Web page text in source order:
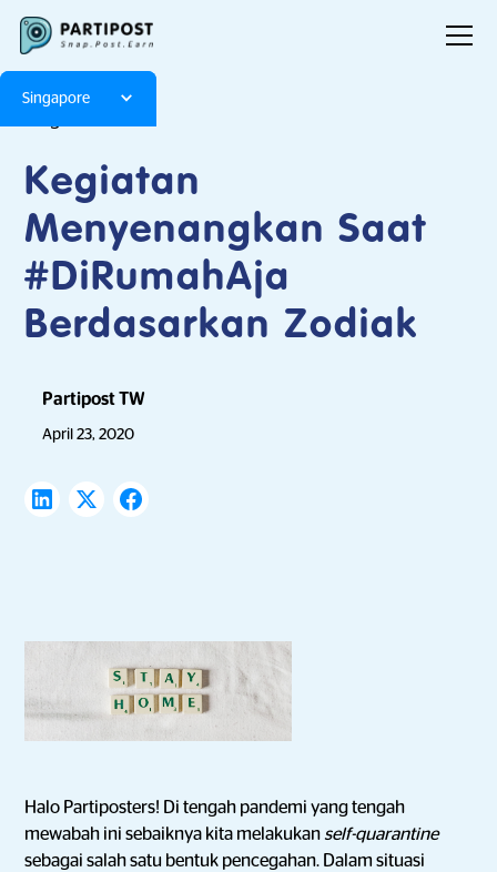
Singapore
Kegiatan
Menyenangkan Saat
#DiRumahAja
Berdasarkan Zodiak
Partipost TW
April 23, 2020
Halo Partiposters! Di tengah pandemi yang tengah
mewabah ini sebaiknya kita melakukan self-quarantine
sebagai salah satu bentuk pencegahan. Dalam situasi